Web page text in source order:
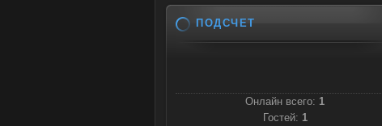
ПОДСЧЕТ
Онлайн всего: 1
Гостей: 1